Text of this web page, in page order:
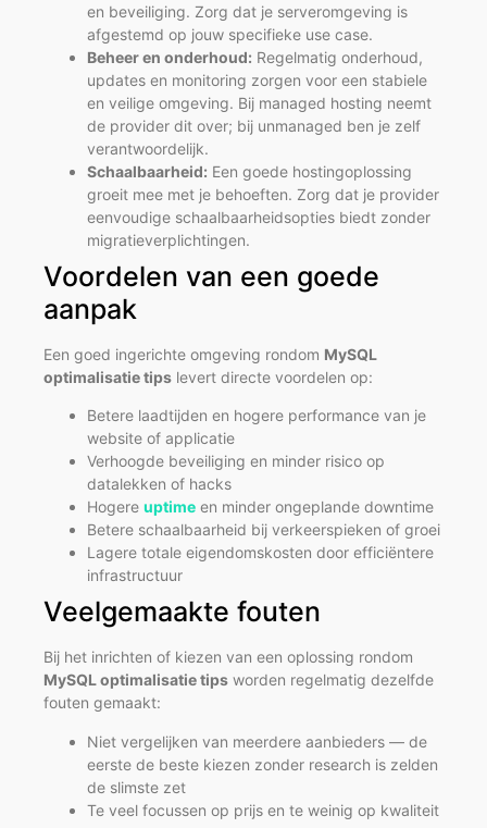
en beveiliging. Zorg dat je serveromgeving is
afgestemd op jouw specifieke use case.
Beheer en onderhoud: Regelmatig onderhoud,
updates en monitoring zorgen voor een stabiele
en veilige omgeving. Bij managed hosting neemt
de provider dit over; bij unmanaged ben je zelf
verantwoordelijk.
Schaalbaarheid: Een goede hostingoplossing
groeit mee met je behoeften. Zorg dat je provider
eenvoudige schaalbaarheidsopties biedt zonder
migratieverplichtingen.
Voordelen van een goede
aanpak
Een goed ingerichte omgeving rondom MySQL
optimalisatie tips levert directe voordelen op:
Betere laadtijden en hogere performance van je
website of applicatie
Verhoogde beveiliging en minder risico op
datalekken of hacks
Hogere uptime en minder ongeplande downtime
Betere schaalbaarheid bij verkeerspieken of groei
Lagere totale eigendomskosten door efficiëntere
infrastructuur
Veelgemaakte fouten
Bij het inrichten of kiezen van een oplossing rondom
MySQL optimalisatie tips worden regelmatig dezelfde
fouten gemaakt:
Niet vergelijken van meerdere aanbieders — de
eerste de beste kiezen zonder research is zelden
de slimste zet
Te veel focussen op prijs en te weinig op kwaliteit